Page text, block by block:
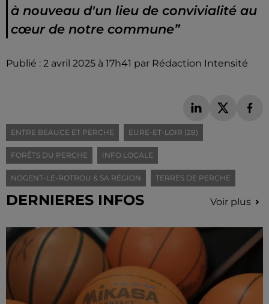
à nouveau d'un lieu de convivialité au
cœur de notre commune”
Publié : 2 avril 2025 à 17h41 par Rédaction Intensité
ENTRE BEAUCE ET PERCHE EURE-ET-LOIR (28)
FORÊTS DU PERCHE INFO LOCALE
NOGENT-LE-ROTROU & SA RÉGION TERRES DE PERCHE
DERNIERES INFOS Voir plus